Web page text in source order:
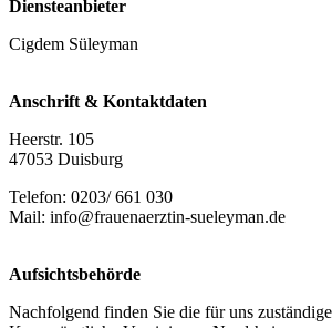
Diensteanbieter
Cigdem Süleyman
Anschrift & Kontaktdaten
Heerstr. 105
47053 Duisburg
Telefon: 0203/ 661 030
Mail: info@frauenaerztin-sueleyman.de
Aufsichtsbehörde
Nachfolgend finden Sie die für uns